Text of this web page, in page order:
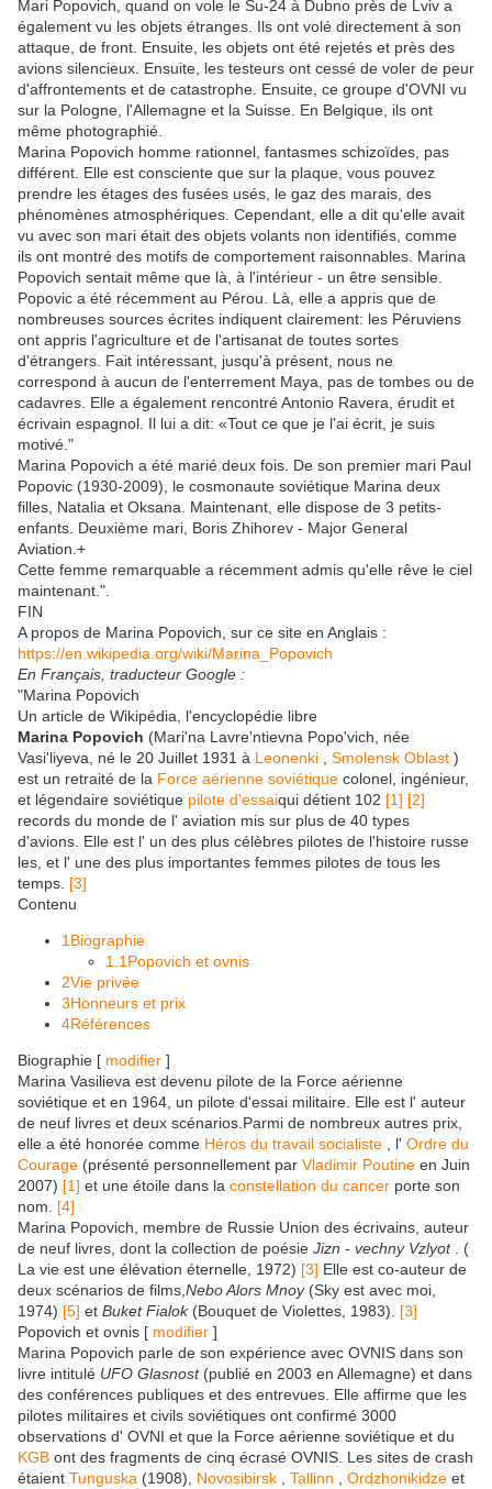
Mari Popovich, quand on vole le Su-24 à Dubno près de Lviv a
également vu les objets étranges. Ils ont volé directement à son
attaque, de front. Ensuite, les objets ont été rejetés et près des
avions silencieux. Ensuite, les testeurs ont cessé de voler de peur
d'affrontements et de catastrophe. Ensuite, ce groupe d'OVNI vu
sur la Pologne, l'Allemagne et la Suisse. En Belgique, ils ont
même photographié.
Marina Popovich homme rationnel, fantasmes schizoïdes, pas
différent. Elle est consciente que sur la plaque, vous pouvez
prendre les étages des fusées usés, le gaz des marais, des
phénomènes atmosphériques. Cependant, elle a dit qu'elle avait
vu avec son mari était des objets volants non identifiés, comme
ils ont montré des motifs de comportement raisonnables. Marina
Popovich sentait même que là, à l'intérieur - un être sensible.
Popovic a été récemment au Pérou. Là, elle a appris que de
nombreuses sources écrites indiquent clairement: les Péruviens
ont appris l'agriculture et de l'artisanat de toutes sortes
d'étrangers. Fait intéressant, jusqu'à présent, nous ne
correspond à aucun de l'enterrement Maya, pas de tombes ou de
cadavres. Elle a également rencontré Antonio Ravera, érudit et
écrivain espagnol. Il lui a dit: «Tout ce que je l'ai écrit, je suis
motivé."
Marina Popovich a été marié deux fois. De son premier mari Paul
Popovic (1930-2009), le cosmonaute soviétique Marina deux
filles, Natalia et Oksana. Maintenant, elle dispose de 3 petits-
enfants. Deuxième mari, Boris Zhihorev - Major General
Aviation.+
Cette femme remarquable a récemment admis qu'elle rêve le ciel
maintenant.".
FIN
A propos de Marina Popovich, sur ce site en Anglais :
https://en.wikipedia.org/wiki/Marina_Popovich
En Français, traducteur Google :
"Marina Popovich
Un article de Wikipédia, l'encyclopédie libre
Marina Popovich (Mari'na Lavre'ntievna Popo'vich, née
Vasi'liyeva, né le 20 Juillet 1931 à Leonenki Smolensk Oblast )
est un retraité de la Force aérienne soviétique colonel, ingénieur,
et légendaire soviétique pilote d'essaiqui détient 102 [1] [2]
records du monde de l' aviation mis sur plus de 40 types
d'avions. Elle est l' un des plus célèbres pilotes de l'histoire russe
les, et l' une des plus importantes femmes pilotes de tous les
temps. [3]
Contenu
1Biographie
1.1Popovich et ovnis
2Vie privée
3Honneurs et prix
4Références
Biographie [ modifier ]
Marina Vasilieva est devenu pilote de la Force aérienne
soviétique et en 1964, un pilote d'essai militaire. Elle est l' auteur
de neuf livres et deux scénarios.Parmi de nombreux autres prix,
elle a été honorée comme Héros du travail socialiste , l' Ordre du
Courage (présenté personnellement par Vladimir Poutine en Juin
2007) [1] et une étoile dans la constellation du cancer porte son
nom. [4]
Marina Popovich, membre de Russie Union des écrivains, auteur
de neuf livres, dont la collection de poésie Jizn - vechny Vzlyot. (
La vie est une élévation éternelle, 1972) [3] Elle est co-auteur de
deux scénarios de films, Nebo Alors Mnoy(Sky est avec moi,
1974) [5] et Buket Fialok(Bouquet de Violettes, 1983). [3]
Popovich et ovnis [ modifier ]
Marina Popovich parle de son expérience avec OVNIS dans son
livre intitulé UFO Glasnost(publié en 2003 en Allemagne) et dans
des conférences publiques et des entrevues. Elle affirme que les
pilotes militaires et civils soviétiques ont confirmé 3000
observations d' OVNI et que la Force aérienne soviétique et du
KGB ont des fragments de cinq écrasé OVNIS. Les sites de crash
étaient Tunguska (1908), Novosibirsk Tallinn Ordzhonikidze et